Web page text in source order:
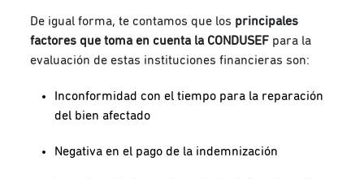
De igual forma, te contamos que los principales
factores que toma en cuenta la CONDUSEF para la
evaluación de estas instituciones financieras son:
Inconformidad con el tiempo para la reparación
del bien afectado
Negativa en el pago de la indemnización